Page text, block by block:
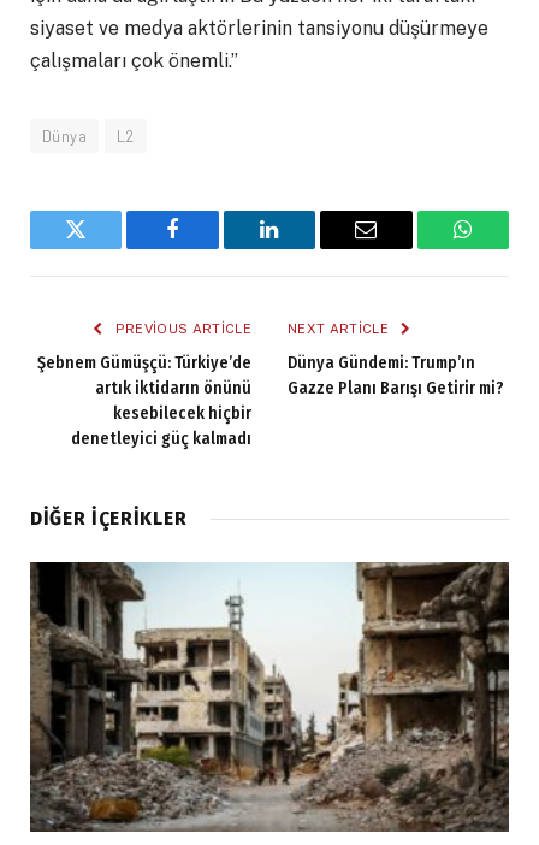
siyaset ve medya aktörlerinin tansiyonu düşürmeye
çalışmaları çok önemli.”
Dünya L2
Twitter Facebook LinkedIn Email
PREVIOUS ARTICLE
Şebnem Gümüşçü: Türkiye’de
artık iktidarın önünü
kesebilecek hiçbir
denetleyici güç kalmadı
NEXT ARTICLE
Dünya Gündemi: Trump’ın
Gazze Planı Barışı Getirir mi?
DIĞER İÇERIKLER